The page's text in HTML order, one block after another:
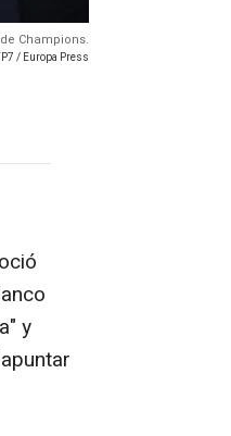
Champions.
/ Europa Press
y